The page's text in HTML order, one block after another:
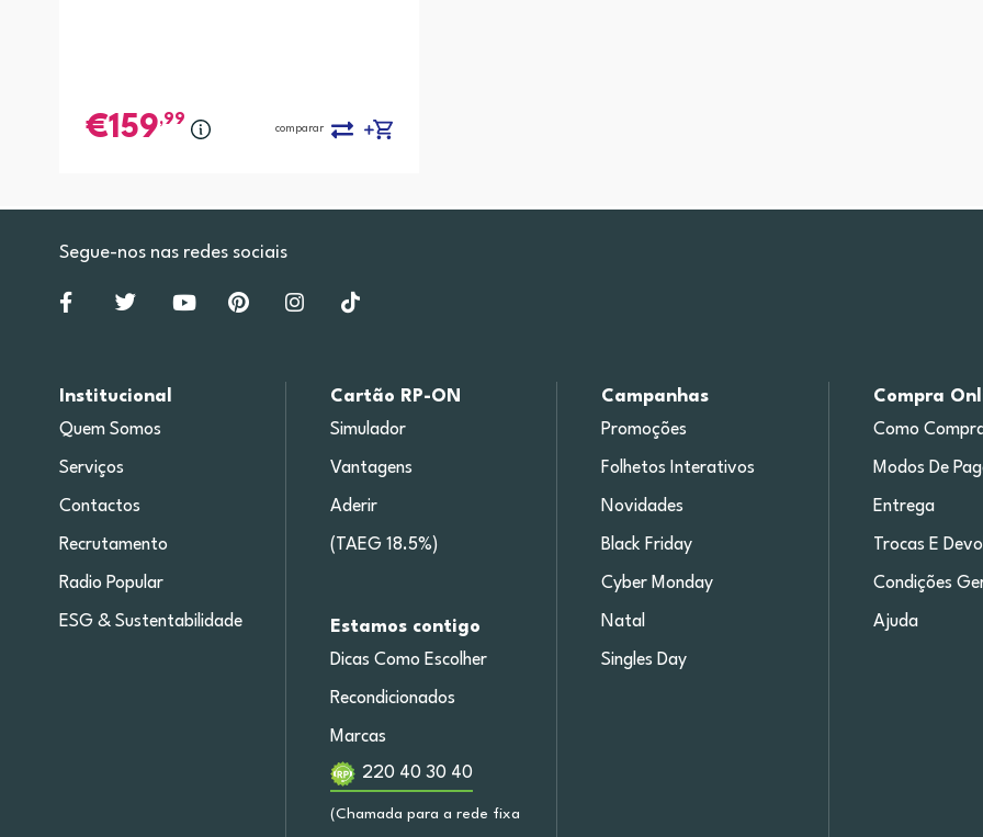
159,99
comparar
Segue-nos nas redes sociais
Institucional
Quem Somos
Serviços
Contactos
Recrutamento
Radio Popular
ESG & Sustentabilidade
Cartão RP-ON
Simulador
Vantagens
Aderir
(TAEG 18.5%)
Estamos contigo
Dicas Como Escolher
Recondicionados
Marcas
220 40 30 40
(Chamada para a rede fixa
Campanhas
Promoções
Folhetos Interativos
Novidades
Black Friday
Cyber Monday
Natal
Singles Day
Compra
Como
Modos De
Entrega
Trocas E
Condições
Ajuda